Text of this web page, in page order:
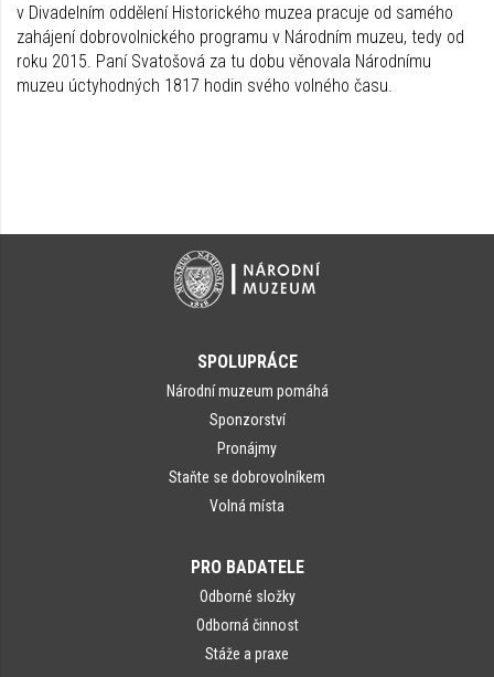
v Divadelním oddělení Historického muzea pracuje od samého
zahájení dobrovolnického programu v Národním muzeu, tedy od
roku 2015. Paní Svatošová za tu dobu věnovala Národnímu
muzeu úctyhodných 1817 hodin svého volného času.
SPOLUPRÁCE
Národní muzeum pomáhá
Sponzorství
Pronájmy
Staňte se dobrovolníkem
Volná místa
PRO BADATELE
Odborné složky
Odborná činnost
Stáže a praxe